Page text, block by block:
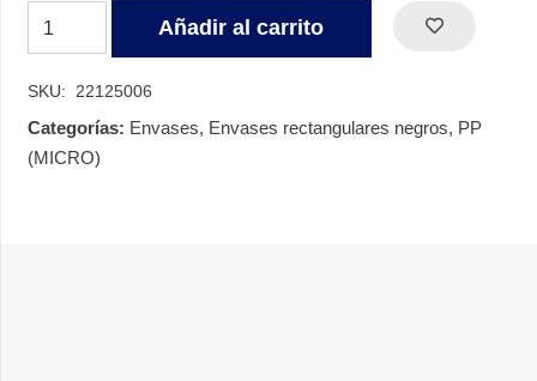
CON
TAPA
Añadir al carrito
SKU: 22125006
Categorías: Envases, Envases rectangulares negros, PP
(MICRO)